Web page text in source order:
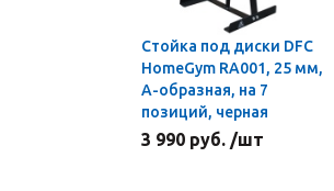
Стойка под диски DFC
HomeGym RA001, 25 мм,
А-образная, на 7
позиций, черная
3 990 руб. /шт